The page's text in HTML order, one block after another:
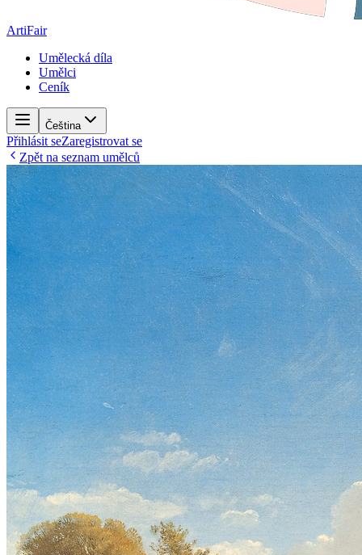
ArtiFair
Umělecká díla
Umělci
Ceník
Čeština
Přihlásit seZaregistrovat se
Zpět na seznam umělců